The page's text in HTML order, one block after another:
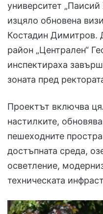
университет
изцяло обновена
Костадин Димитров.
район „Централен“
инспектираха
зоната пред
Проектът включва
настилките,
пешеходните
достъпната среда,
осветление,
техническата